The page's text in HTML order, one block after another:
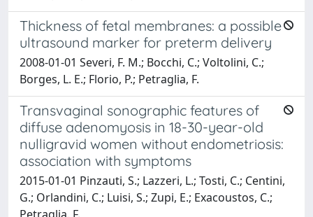
Thickness of fetal membranes: a possible
ultrasound marker for preterm delivery
2008-01-01 Severi, F. M.; Bocchi, C.; Voltolini, C.;
Borges, L. E.; Florio, P.; Petraglia, F.
Transvaginal sonographic features of
diffuse adenomyosis in 18-30-year-old
nulligravid women without endometriosis:
association with symptoms
2015-01-01 Pinzauti, S.; Lazzeri, L.; Tosti, C.; Centini,
G.; Orlandini, C.; Luisi, S.; Zupi, E.; Exacoustos, C.;
Petraglia, F.